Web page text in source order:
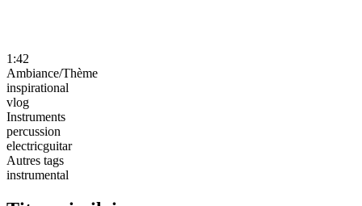
1:42
Ambiance/Thème
inspirational
vlog
Instruments
percussion
electricguitar
Autres tags
instrumental